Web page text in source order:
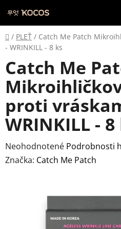
na
obsah
Domov
/ PLEŤ / Catch Me Patch
- WRINKILL - 8 ks
Catch Me
proti
WRINKILL - 8
Priemerné
hodnotenie
Neohodnotené Podrobnosti
Značka: Catch Me Patch